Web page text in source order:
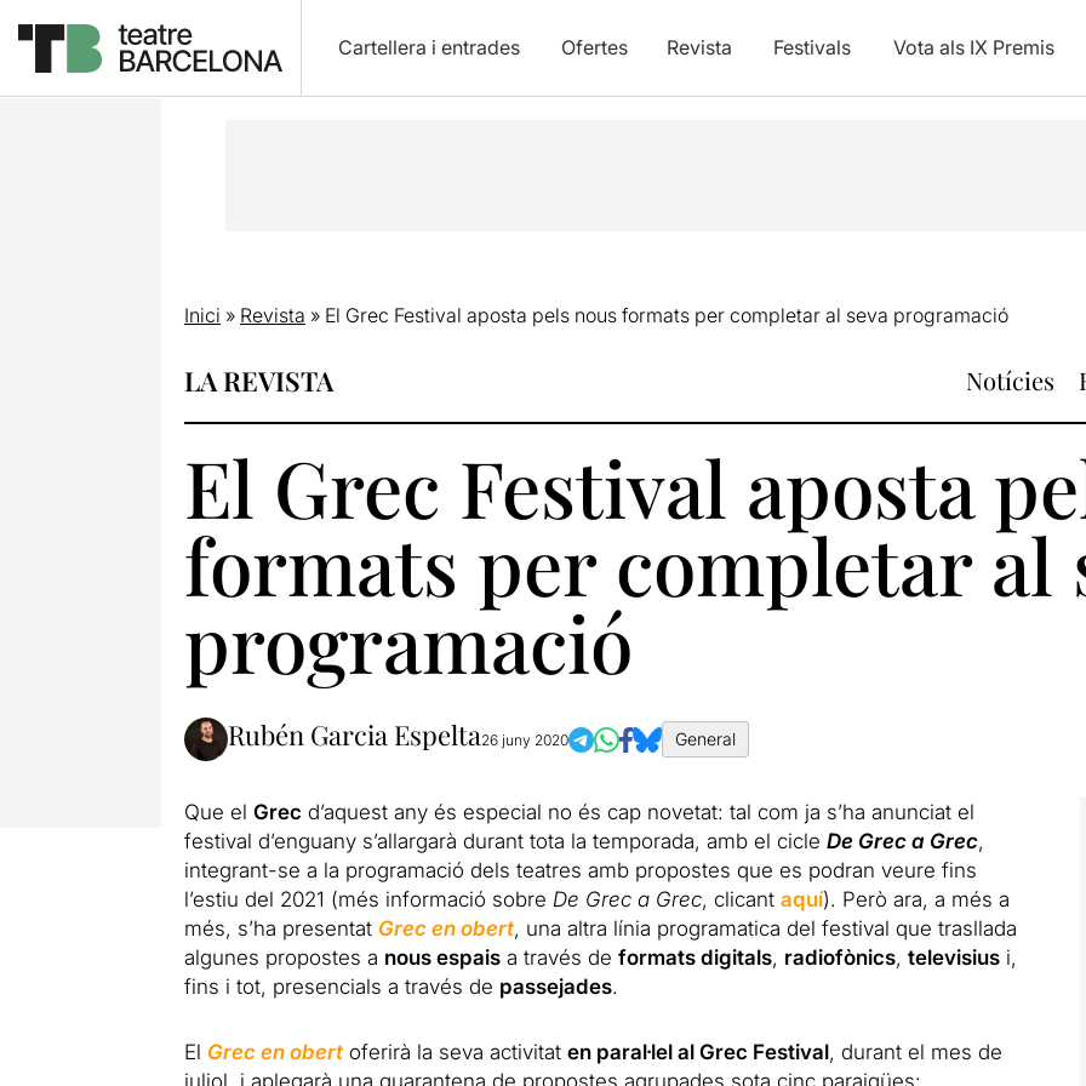
Cartellera i entrades Ofertes Revista Festivals Vota als IX Premis
Inici » Revista » El Grec Festival aposta pels nous formats per completar al seva programació
LA REVISTA Notícies
El Grec Festival aposta
formats per completar al
programació
Rubén Garcia Espelta26 juny 2020 General
Que el Grec d’aquest any és especial no és cap novetat: tal com ja s’ha anunciat el
festival d’enguany s’allargarà durant tota la temporada, amb el cicle De Grec a Grec,
integrant-se a la programació dels teatres amb propostes que es podran veure fins
l’estiu del 2021 (més informació sobre De Grec a Grec, clicant aquí). Però ara, a més a
més, s’ha presentat Grec en obert, una altra línia programatica del festival que trasllada
algunes propostes a nous espaisa través de formats digitals, radiofònics, televisiusi,
fins i tot, presencials a través de passejades.
El Grec en obert oferirà la seva activitat en paral·lel al Grec Festival, durant el mes de
juliol, i aplegarà una quarantena de propostes agrupades sota cinc paraigües: